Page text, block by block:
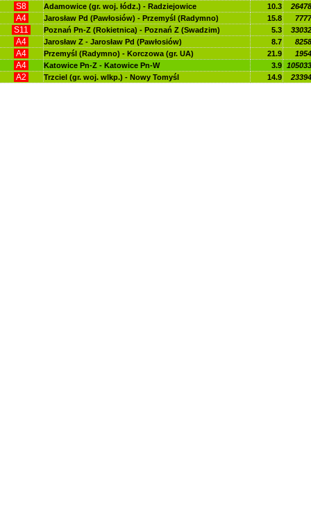
S8 Adamowice (gr. woj. łódz.) - Radziejowice 10.3 26478
A4 Jarosław Pd (Pawłosiów) - Przemyśl (Radymno) 15.8 7777
S11 Poznań Pn-Z (Rokietnica) - Poznań Z (Swadzim) 5.3 33032
A4 Jarosław Z - Jarosław Pd (Pawłosiów) 8.7 8258
A4 Przemyśl (Radymno) - Korczowa (gr. UA) 21.9 1954
A4 Katowice Pn-Z - Katowice Pn-W 3.9 105033
A2 Trzciel (gr. woj. wlkp.) - Nowy Tomyśl 14.9 23394